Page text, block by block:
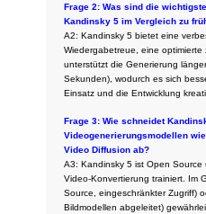
Frage 2: Was sind die
Kandinsky 5 im Vergleich zu
A2: Kandinsky 5 bietet eine
Wiedergabetreue, eine optimierte
unterstützt die Generierung
Sekunden), wodurch es sich
Einsatz und die Entwicklung
Frage 3: Wie schneidet
Videogenerierungsmodellen
Video Diffusion ab?
A3: Kandinsky 5 ist Open Source
Video-Konvertierung trainiert. Im
Source, eingeschränkter Zugriff)
Bildmodellen abgeleitet)